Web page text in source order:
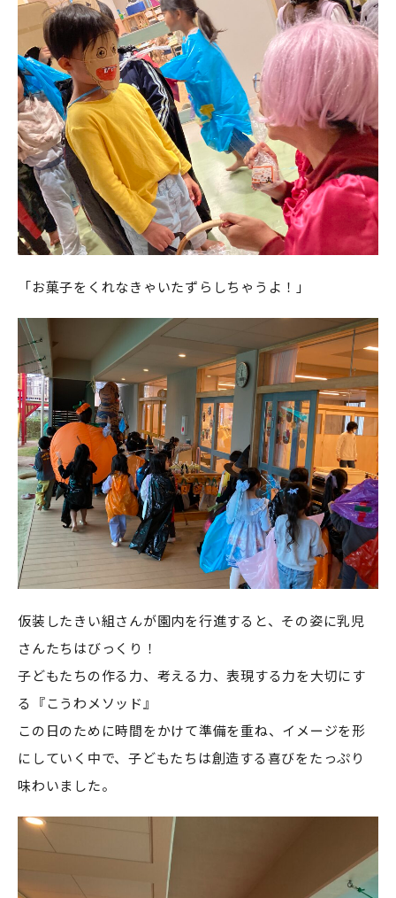
「お菓子をくれなきゃいたずらしちゃうよ！」
仮装したきい組さんが園内を行進すると、その姿に乳児
さんたちはびっくり！
子どもたちの作る力、考える力、表現する力を大切にす
る『こうわメソッド』
この日のために時間をかけて準備を重ね、イメージを形
にしていく中で、子どもたちは創造する喜びをたっぷり
味わいました。